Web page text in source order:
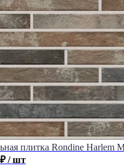
плитка Rondine Harlem
₽ / шт